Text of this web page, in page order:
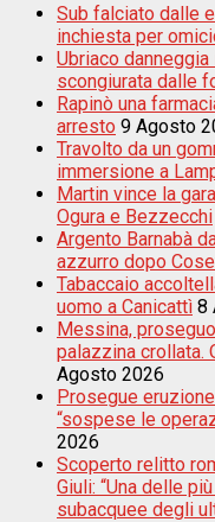
Sub falciato dalle
inchiesta per
Ubriaco
scongiurata dalle
Rapinò una
arresto 9 Agosto
Travolto da un
immersione a
Martin vince la
Ogura e Bezzecchi
Argento Barnabà
azzurro dopo
Tabaccaio
uomo a Canicattì 8
Messina,
palazzina crollata.
Agosto 2026
Prosegue
“sospese le
2026
Scoperto relitto
Giuli: “Una delle
subacquee degli